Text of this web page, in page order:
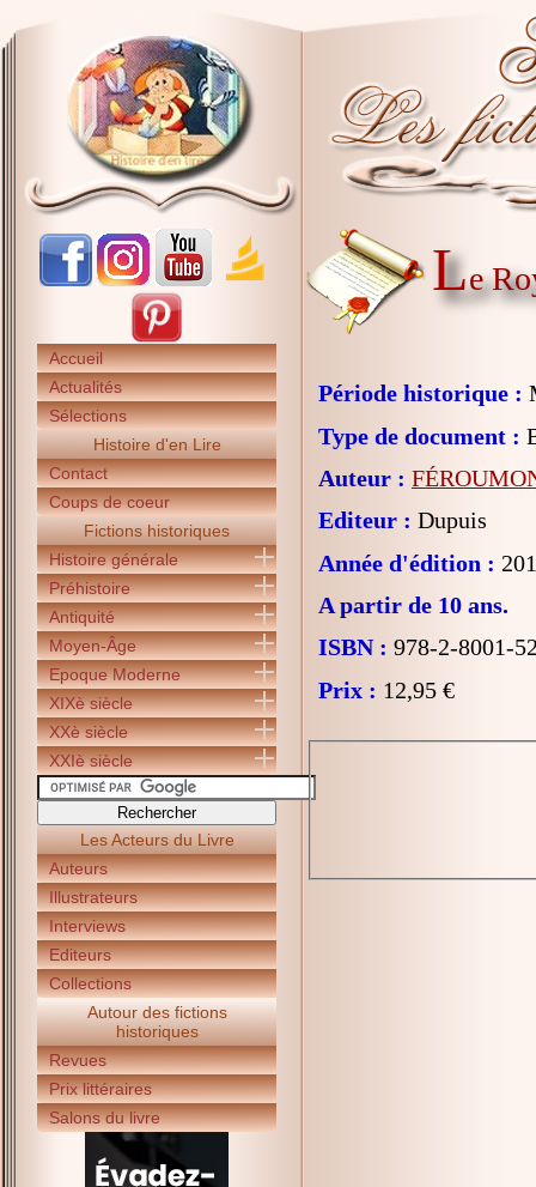
Accueil
Actualités
Sélections
Histoire d'en Lire
Contact
Coups de coeur
Fictions historiques
Histoire générale
Préhistoire
Antiquité
Moyen-Âge
Epoque Moderne
XIXè siècle
XXè siècle
XXIè siècle
Les Acteurs du Livre
Auteurs
Illustrateurs
Interviews
Editeurs
Collections
Autour des fictions
historiques
Revues
Prix littéraires
Salons du livre
Le
Période historique :
Type de document :
Auteur :
Editeur : Dupuis
Année d'édition :
A partir de 10 ans.
ISBN : 978-2-8001-
Prix : 12,95 €